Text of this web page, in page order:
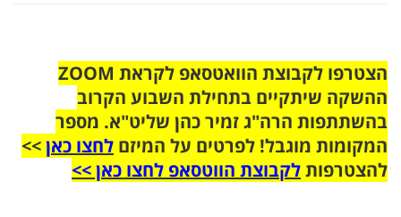
הצטרפו לקבוצת הוואטסאפ לקראת ZOOM
ההשקה שיתקיים בתחילת השבוע הקרוב
בהשתתפות הרה"ג זמיר כהן שליט"א. מספר
המקומות מוגבל! לפרטים על המיזם לחצו כאן>>
להצטרפותלקבוצת הווטסאפ לחצו כאן >>